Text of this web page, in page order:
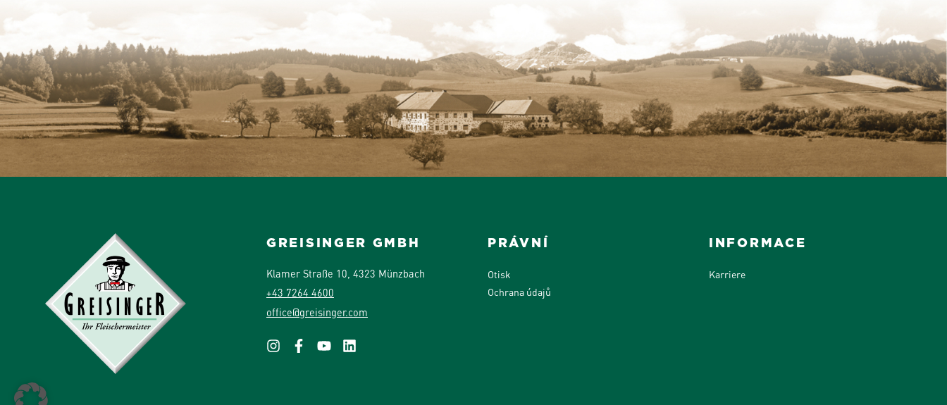
GREISINGER GMBH
Klamer Straße 10, 4323 Münzbach
+43 7264 4600
office@greisinger.com
PRÁVNÍ
Otisk
Ochrana údajů
INFORMACE
Karriere